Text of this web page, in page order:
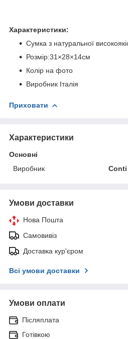
Характеристики:
Сумка з натуральної
Розмір:31×28×14см
Колір на фото
Виробник Італія
Приховати
Характеристики
Основні
Виробник
Conti
Умови доставки
Нова Пошта
Самовивіз
Доставка кур'єром
Всі умови доставки
Умови оплати
Післяплата
Готівкою